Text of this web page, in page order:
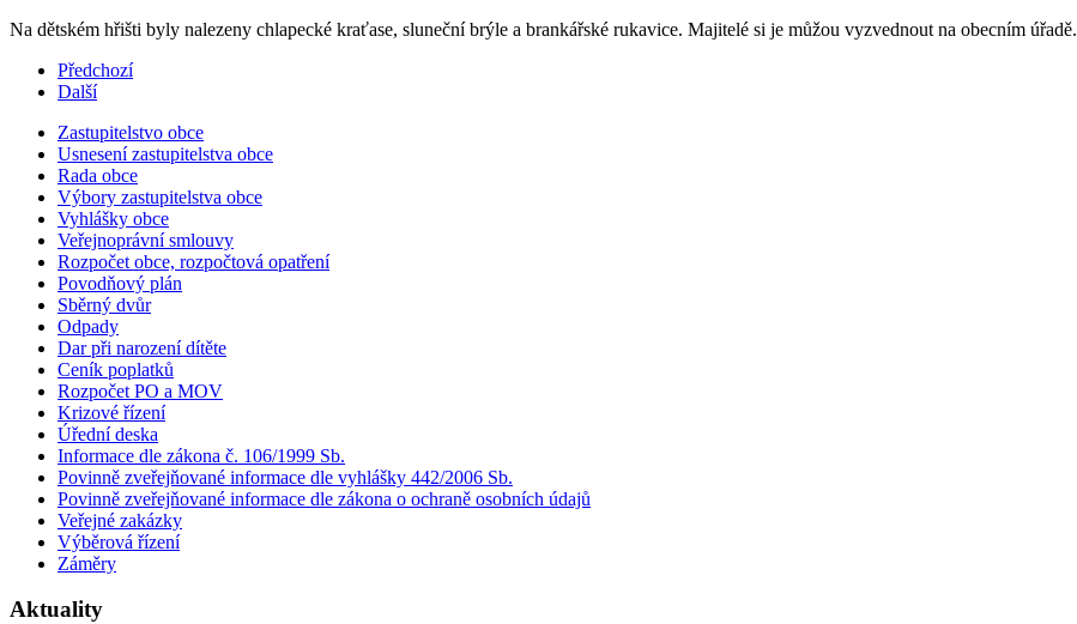
Na dětském hřišti byly nalezeny chlapecké kraťase, sluneční brýle a brankářské rukavice. Majitelé si je můžou vyzvednout na obecním úřadě.
Předchozí
Další
Zastupitelstvo obce
Usnesení zastupitelstva obce
Rada obce
Výbory zastupitelstva obce
Vyhlášky obce
Veřejnoprávní smlouvy
Rozpočet obce, rozpočtová opatření
Povodňový plán
Sběrný dvůr
Odpady
Dar při narození dítěte
Ceník poplatků
Rozpočet PO a MOV
Krizové řízení
Úřední deska
Informace dle zákona č. 106/1999 Sb.
Povinně zveřejňované informace dle vyhlášky 442/2006 Sb.
Povinně zveřejňované informace dle zákona o ochraně osobních údajů
Veřejné zakázky
Výběrová řízení
Záměry
Aktuality